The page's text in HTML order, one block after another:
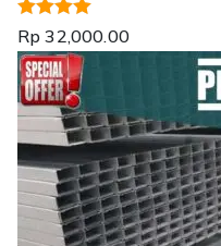
Dinilai 5.00
dari 5
Rp 32,000.00